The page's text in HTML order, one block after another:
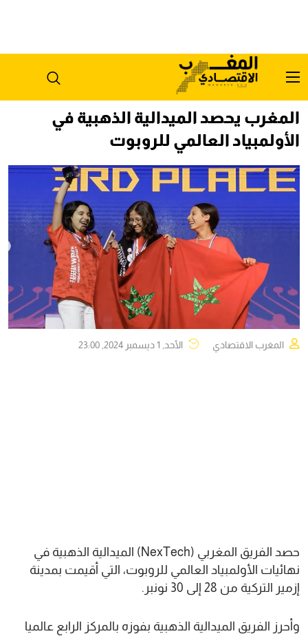
المغرب يحصد الميدالية الذهبية في
الأولمبياد العالمي للروبوت
المغرب الاقتصادي الأحد, 1 ديسمبر 2024, 23:00
حصد الفريق المغربي (NexTech) الميدالية الذهبية في
نهائيات الأولمبياد العالمي للروبوت، التي أقيمت بمدينة
إزمير التركية من 28 إلى 30 نونبر.
وأحرز الفريق الميدالية الذهبية بفوزه بالمركز الرابع عالميا